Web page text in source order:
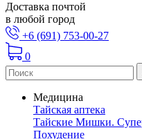
Доставка почтой
в любой город
+6 (691) 753-00-27
0
Медицина
Тайская аптека
Тайские Мишки.
Похудение